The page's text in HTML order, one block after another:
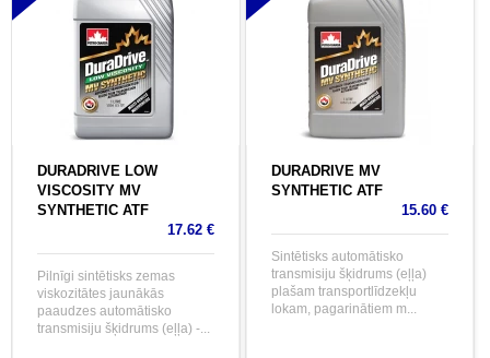
DURADRIVE LOW
VISCOSITY MV
SYNTHETIC ATF
17.62 €
Pilnīgi sintētisks zemas
viskozitātes jaunākās
paaudzes automātisko
transmisiju šķidrums (eļļa) -...
DURADRIVE MV
SYNTHETIC ATF
15.60 €
Sintētisks automātisko
transmisiju šķidrums (eļļa)
plašam transportlīdzekļu
lokam, pagarinātiem m...